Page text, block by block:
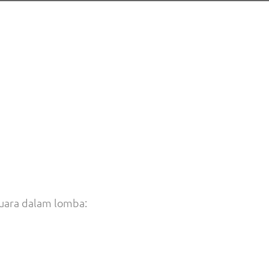
dalam lomba: